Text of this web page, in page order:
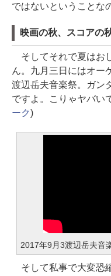
ではないということな
映画の秋、スコアの
そしてそれで夏はお
ん。九月三日にはオー
渡辺岳夫音楽祭。ガン
ですよ。こりゃヤバい
ーク)
2017年9月3渡辺岳夫音
そして私事で大変恐